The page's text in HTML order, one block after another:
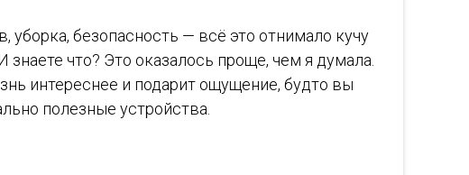
безопасность — всё это отнимало кучу
что? Это оказалось проще, чем я думала.
интереснее и подарит ощущение, будто вы
полезные устройства.